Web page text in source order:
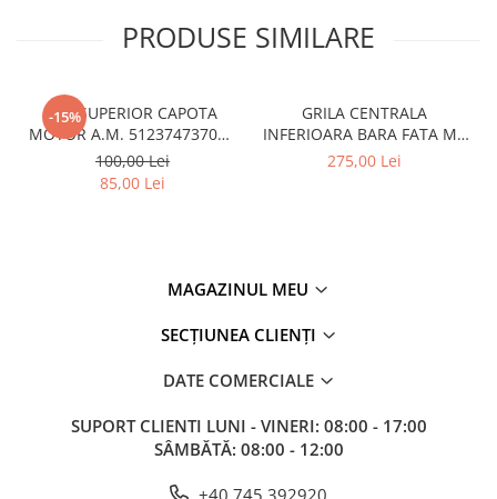
DIFERENTIAL
Directie
Bieletă directie
Cap de bara
Cameră
PRODUSE SIMILARE
-15%
CUI SUPERIOR CAPOTA
MOTOR A.M. 51237473707 -
BMW SERIES 3 (G20/G21)
100,00 Lei
85,00 Lei
GRILA CENTRALA
INFERIOARA BARA FATA M -
MODEL CU ACC - O.E.
275,00 Lei
MAGAZINUL MEU
SECȚIUNEA CLIENȚI
DATE COMERCIALE
SUPORT CLIENTI LUNI - VINERI: 08:00 - 17:00
SÂMBĂTĂ: 08:00 - 12:00
+40 745 392920